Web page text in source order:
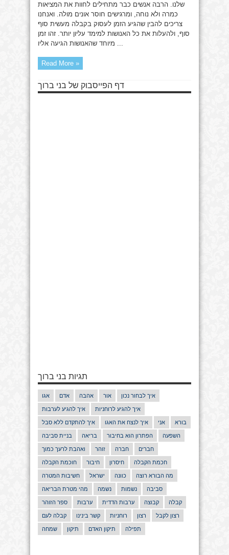
שלנו. הרבה אנשים כבר מתחילים לחוות את המציאות
כמרה ולא נוחה, ומרגישים חוסר אונים מולה. ואנחנו
צריכים להבין שהגיע הזמן לעסוק בקבלה מעשית סוף
סוף, ולהעלות את כל האנושות למימד עליון יותר. זהו זמן
מיוחד שהאנושות הגיעה אליו ...
Read More »
דף הפייסבוק של בני ברוך
תגיות בני ברוך
אגו אדם אהבה אור איך לבחור נכון
איך להגיע לערבות איך להגיע לרוחניות
איך להתקדם ללא סבל איך לנצח את האגו אני בורא
בניית סביבה בריאה הפתרון הוא בחיבור השפעה
ואהבת לרעך כמוך זוהר חברה חברים
חוכמת הקבלה חיבור חיסרון חכמת הקבלה
חשיבות המטרה ישראל כוונה מה הבורא רוצה
מהי מטרת הבריאה נשמה נשמות סביבה
ספר הזוהר ערבות ערבות הדדית קבוצה קבלה
קבלה לעם קשר בינינו רוחניות רצון רצון לקבל
שמחה תיקון תיקון האדם תפילה